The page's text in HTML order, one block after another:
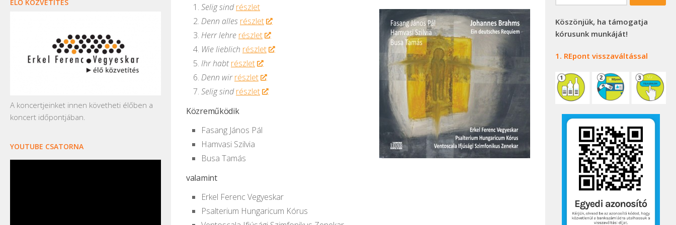
Selig sind részlet
Denn alles részlet
Herr lehre részlet
Wie lieblich részlet
Ihr habt részlet
Denn wir részlet
Selig sindrészlet
Közreműködik
Fasang János Pál
Hamvasi Szilvia
Busa Tamás
valamint
Erkel Ferenc Vegyeskar
Psalterium Hungaricum Kórus
ÉLŐ KÖZVETÍTÉS
A koncertjeinket innen követheti élőben a
koncert időpontjában.
YOUTUBE CSATORNA
Köszönjük, ha támogatja
kórusunk munkáját!
1. REpont visszaváltással